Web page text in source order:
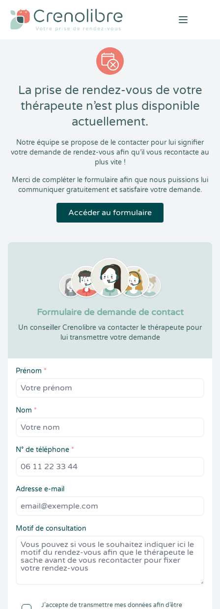
Open
La prise de rendez-vous de votre
thérapeute n’est plus disponible
actuellement.
Notre équipe se propose de le contacter pour lui signifier
votre demande de rendez-vous afin qu’il vous recontacte au
plus vite !
Merci de compléter le formulaire afin que nous puissions lui
communiquer gratuitement et satisfaire votre demande.
Accéder au formulaire
Formulaire de demande de contact
Un conseiller Crenolibre va contacter le thérapeute pour
lui transmettre votre demande
Prénom *
Nom *
N° de téléphone *
Adresse e-mail
Motif de consultation
J’accepte de transmettre mes données afin d’être